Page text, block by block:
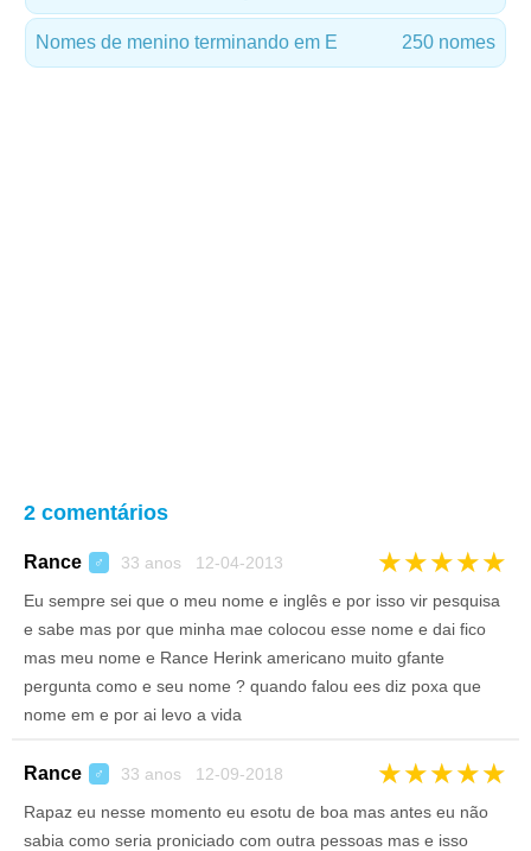
Nomes de menino terminando em E 250 nomes
2 comentários
Rance ♂ 33 anos 12-04-2013 ★★★★★
Eu sempre sei que o meu nome e inglês e por isso vir pesquisa
e sabe mas por que minha mae colocou esse nome e dai fico
mas meu nome e Rance Herink americano muito gfante
pergunta como e seu nome ? quando falou ees diz poxa que
nome em e por ai levo a vida
Rance ♂ 33 anos 12-09-2018 ★★★★★
Rapaz eu nesse momento eu esotu de boa mas antes eu não
sabia como seria proniciado com outra pessoas mas e isso